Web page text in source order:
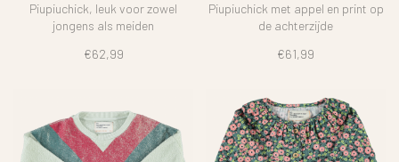
Piupiuchick, leuk voor zowel
jongens als meiden
€62,99
Piupiuchick met appel en print op
de achterzijde
€61,99